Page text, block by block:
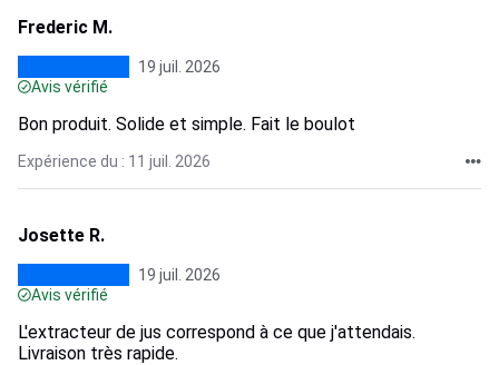
Frederic M.
19 juil. 2026
Avis vérifié
Bon produit. Solide et simple. Fait le boulot
Expérience du : 11 juil. 2026
Josette R.
19 juil. 2026
Avis vérifié
L'extracteur de jus correspond à ce que j'attendais.
Livraison très rapide.